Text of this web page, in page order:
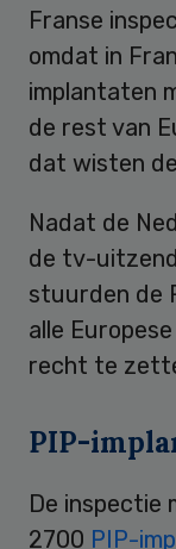
Franse
omdat in
implantaten
de rest van
dat wisten
Nadat de
de tv-
stuurden de
alle
recht te
PIP-
De inspectie
2700 PIP-